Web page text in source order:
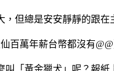
但總是安安靜靜的跟
百萬年薪台幣都沒有
「黃金獵犬」呢？報